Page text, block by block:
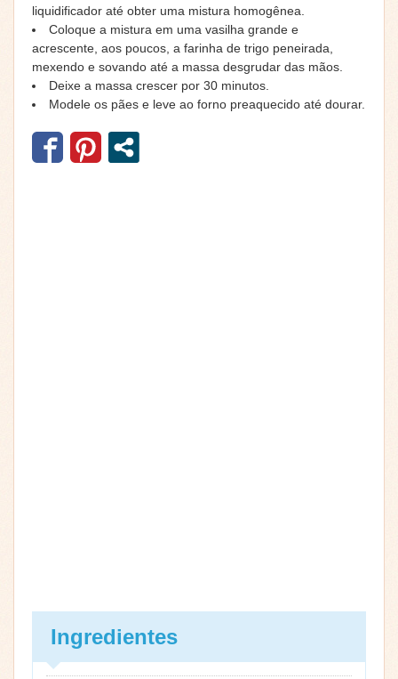
liquidificador até obter uma mistura homogênea.
Coloque a mistura em uma vasilha grande e
acrescente, aos poucos, a farinha de trigo peneirada,
mexendo e sovando até a massa desgrudar das mãos.
Deixe a massa crescer por 30 minutos.
Modele os pães e leve ao forno preaquecido até dourar.
Ingredientes